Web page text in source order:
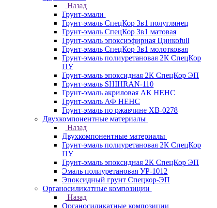
Назад
Грунт-эмали
Грунт-эмаль СпецКор 3в1 полуглянец
Грунт-эмаль СпецКор 3в1 матовая
Грунт-эмаль эпоксиэфирная Цинкоfull
Грунт-эмаль СпецКор 3в1 молотковая
Грунт-эмаль полиуретановая 2К СпецКор
ПУ
Грунт-эмаль эпоксидная 2К СпецКор ЭП
Грунт-эмаль SHIHRAN-110
Грунт-эмаль акриловая АК НЕНС
Грунт-эмаль АФ НЕНС
Грунт-эмаль по ржавчине ХВ-0278
Двухкомпонентные материалы
Назад
Двухкомпонентные материалы
Грунт-эмаль полиуретановая 2К СпецКор
ПУ
Грунт-эмаль эпоксидная 2К СпецКор ЭП
Эмаль полиуретановая УР-1012
Эпоксидный грунт Спецкор-ЭП
Органосиликатные композиции
Назад
Органосиликатные композиции